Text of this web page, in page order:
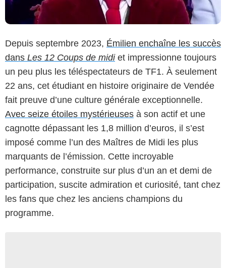
Depuis septembre 2023, Émilien enchaîne les succès
dans Les 12 Coups de midiet impressionne toujours
un peu plus les téléspectateurs de TF1. À seulement
22 ans, cet étudiant en histoire originaire de Vendée
fait preuve d’une culture générale exceptionnelle.
Avec seize étoiles mystérieuses à son actif et une
cagnotte dépassant les 1,8 million d’euros, il s’est
imposé comme l’un des Maîtres de Midi les plus
marquants de l’émission. Cette incroyable
performance, construite sur plus d’un an et demi de
participation, suscite admiration et curiosité, tant chez
les fans que chez les anciens champions du
programme.